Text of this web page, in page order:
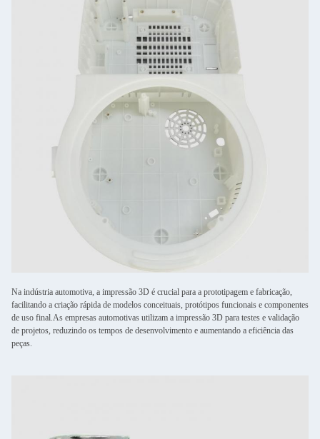
Na indústria automotiva, a impressão 3D é crucial para a prototipagem e fabricação,
facilitando a criação rápida de modelos conceituais, protótipos funcionais e componentes
de uso final.As empresas automotivas utilizam a impressão 3D para testes e validação
de projetos, reduzindo os tempos de desenvolvimento e aumentando a eficiência das
peças.